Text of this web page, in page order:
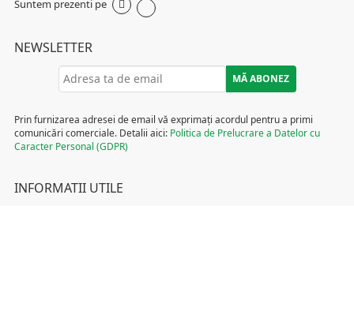
Suntem prezenti pe
NEWSLETTER
Prin furnizarea adresei de email vă exprimați acordul pentru a primi
comunicări comerciale. Detalii aici: Politica de Prelucrare a Datelor cu
Caracter Personal (GDPR)
INFORMATII UTILE